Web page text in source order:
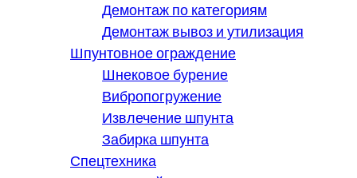
Демонтаж по категориям
Демонтаж вывоз и утилизация
Шпунтовное ограждение
Шнековое бурение
Вибропогружение
Извлечение шпунта
Забирка шпунта
Спецтехника